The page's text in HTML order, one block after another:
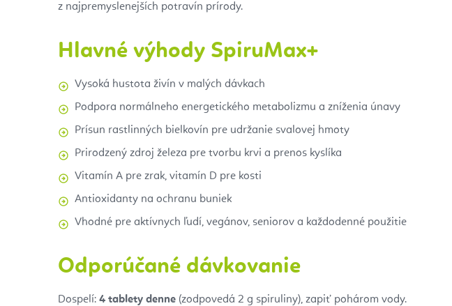
z najpremyslenejších potravín prírody.
Hlavné výhody SpiruMax+
Vysoká hustota živín v malých dávkach
Podpora normálneho energetického metabolizmu a zníženia únavy
Prísun rastlinných bielkovín pre udržanie svalovej hmoty
Prirodzený zdroj železa pre tvorbu krvi a prenos kyslíka
Vitamín A pre zrak, vitamín D pre kosti
Antioxidanty na ochranu buniek
Vhodné pre aktívnych ľudí, vegánov, seniorov a každodenné použitie
Odporúčané dávkovanie
Dospelí: 4 tablety denne (zodpovedá 2 g spiruliny), zapiť pohárom vody.